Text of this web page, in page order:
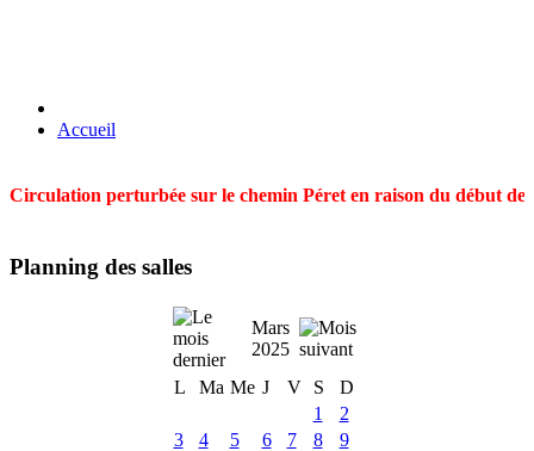
Accueil
Circulation perturbée sur le chemin Péret en raison du début
Planning des salles
Mars
2025
L
Ma Me J V S
D
1
2
3
4 5 6 7 8
9